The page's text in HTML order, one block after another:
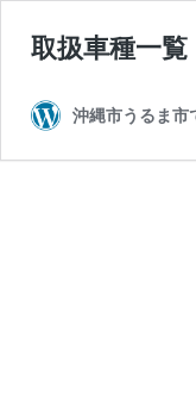
取扱車種一覧
沖縄市うるま市